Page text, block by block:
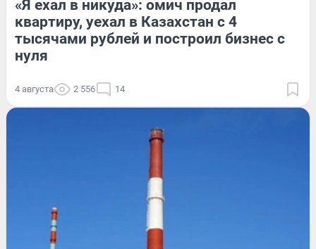
«Я ехал в никуда»: омич продал
квартиру, уехал в Казахстан с 4
тысячами рублей и построил бизнес с
нуля
4 августа 2 556 14